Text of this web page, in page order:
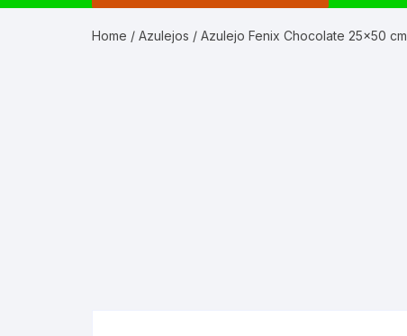
Home / Azulejos / Azulejo Fenix Chocolate 25×50 cm